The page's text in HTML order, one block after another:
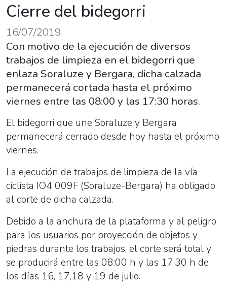
Cierre del bidegorri
16/07/2019
Con motivo de la ejecución de diversos
trabajos de limpieza en el bidegorri que
enlaza Soraluze y Bergara, dicha calzada
permanecerá cortada hasta el próximo
viernes entre las 08:00 y las 17:30 horas.
El bidegorri que une Soraluze y Bergara
permanecerá cerrado desde hoy hasta el próximo
viernes.
La ejecución de trabajos de limpieza de la vía
ciclista IO4 009F (Soraluze-Bergara) ha obligado
al corte de dicha calzada.
Debido a la anchura de la plataforma y al peligro
para los usuarios por proyección de objetos y
piedras durante los trabajos, el corte será total y
se producirá entre las 08:00 h y las 17:30 h de
los días 16, 17,18 y 19 de julio.